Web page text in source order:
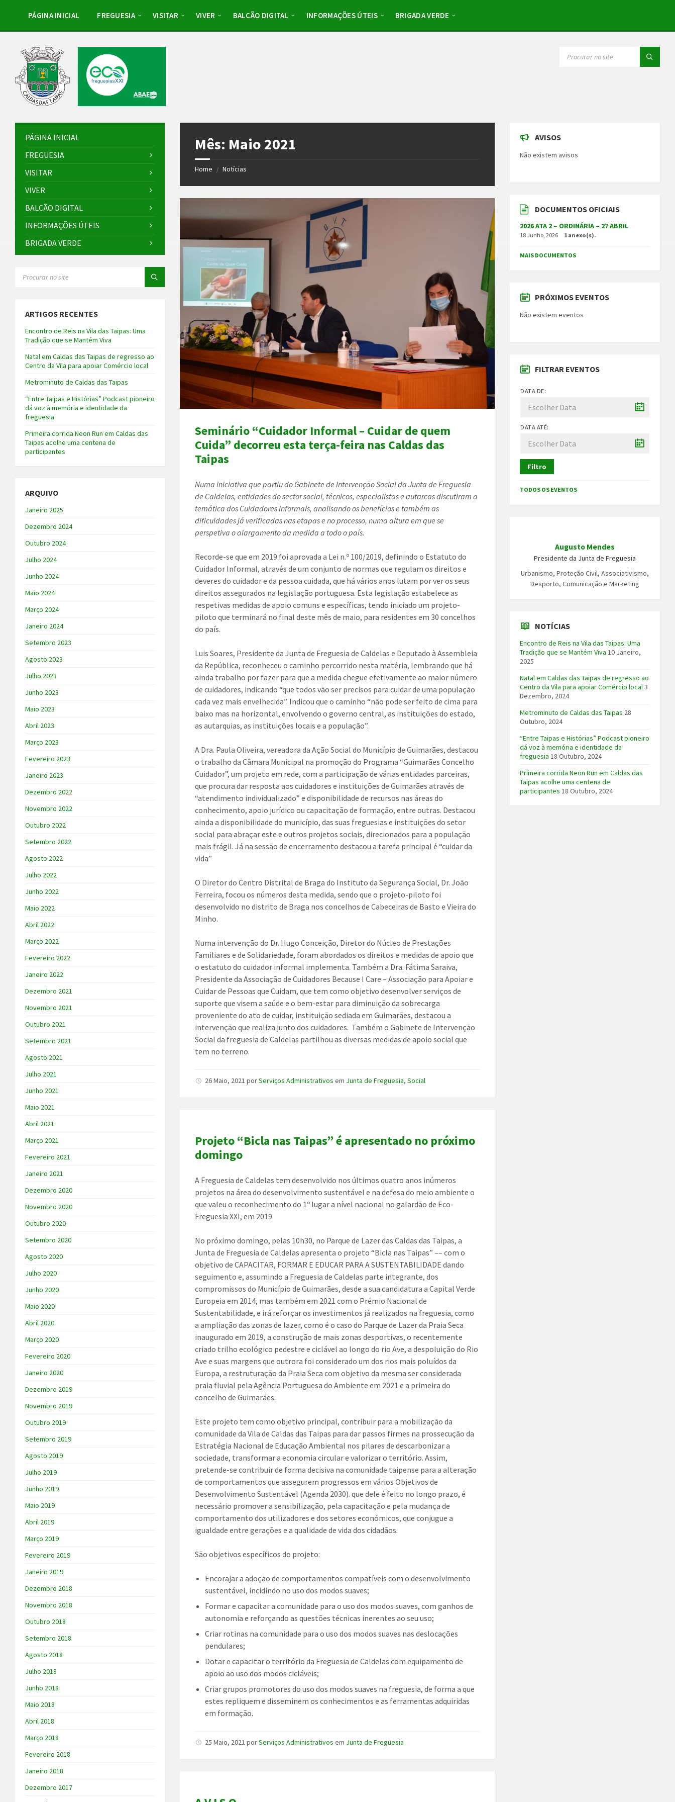
sidebar
sidebar
PÁGINA INICIAL FREGUESIA VISITAR VIVER BALCÃO DIGITAL INFORMAÇÕES ÚTEIS BRIGADA VERDE
Mês: Maio 2021
Home / Notícias
Seminário “Cuidador Informal – Cuidar de quem
Cuida” decorreu esta terça-feira nas Caldas das
Taipas
Numa iniciativa que partiu do Gabinete de Intervenção Social da Junta de Freguesia
de Caldelas, entidades do sector social, técnicos, especialistas e autarcas discutiram a
temática dos Cuidadores Informais, analisando os benefícios e também as
dificuldades já verificadas nas etapas e no processo, numa altura em que se
perspetiva o alargamento da medida a todo o país.
Recorde-se que em 2019 foi aprovada a Lei n.º 100/2019, definindo o Estatuto do
Cuidador Informal, através de um conjunto de normas que regulam os direitos e
deveres do cuidador e da pessoa cuidada, que há vários anos lutam por ver os seus
direitos assegurados na legislação portuguesa. Esta legislação estabelece as
respetivas medidas de apoio comuns e específicas, tendo iniciado um projeto-
piloto que terminará no final deste mês de maio, para residentes em 30 concelhos
do país.
Luis Soares, Presidente da Junta de Freguesia de Caldelas e Deputado à Assembleia
da República, reconheceu o caminho percorrido nesta matéria, lembrando que há
ainda trabalho por fazer para que a medida chegue efetivamente ao maior número
de cuidadores, indicando “que todos vão ser precisos para cuidar de uma população
cada vez mais envelhecida”. Indicou que o caminho “não pode ser feito de cima para
baixo mas na horizontal, envolvendo o governo central, as instituições do estado,
as autarquias, as instituições locais e a população”.
A Dra. Paula Oliveira, vereadora da Ação Social do Município de Guimarães, destacou
o trabalho da Câmara Municipal na promoção do Programa “Guimarães Concelho
Cuidador”, um projeto em rede, com a participação de várias entidades parceiras,
que procura dar resposta aos cuidadores e instituições de Guimarães através de
“atendimento individualizado” e disponibilidade de recursos nas áreas do
conhecimento, apoio jurídico ou capacitação de formação, entre outras. Destacou
ainda a disponibilidade do município, das suas freguesias e instituições do setor
social para abraçar este e outros projetos sociais, direcionados para a população
mais frágil. Já na sessão de encerramento destacou a tarefa principal é “cuidar da
vida”
O Diretor do Centro Distrital de Braga do Instituto da Segurança Social, Dr. João
Ferreira, focou os números desta medida, sendo que o projeto-piloto foi
desenvolvido no distrito de Braga nos concelhos de Cabeceiras de Basto e Vieira do
Minho.
Numa intervenção do Dr. Hugo Conceição, Diretor do Núcleo de Prestações
Familiares e de Solidariedade, foram abordados os direitos e medidas de apoio que
o estatuto do cuidador informal implementa. Também a Dra. Fátima Saraiva,
Presidente da Associação de Cuidadores Because I Care – Associação para Apoiar e
Cuidar de Pessoas que Cuidam, que tem como objetivo desenvolver serviços de
suporte que visem a saúde e o bem-estar para diminuição da sobrecarga
proveniente do ato de cuidar, instituição sediada em Guimarães, destacou a
intervenção que realiza junto dos cuidadores. Também o Gabinete de Intervenção
Social da freguesia de Caldelas partilhou as diversas medidas de apoio social que
tem no terreno.
26 Maio, 2021porServiços Administrativos em Junta de Freguesia,Social
Projeto “Bicla nas Taipas” é apresentado no próximo
domingo
A Freguesia de Caldelas tem desenvolvido nos últimos quatro anos inúmeros
projetos na área do desenvolvimento sustentável e na defesa do meio ambiente o
que valeu o reconhecimento do 1º lugar a nível nacional no galardão de Eco-
Freguesia XXI, em 2019.
No próximo domingo, pelas 10h30, no Parque de Lazer das Caldas das Taipas, a
Junta de Freguesia de Caldelas apresenta o projeto “Bicla nas Taipas” –– com o
objetivo de CAPACITAR, FORMAR E EDUCAR PARA A SUSTENTABILIDADE dando
seguimento e, assumindo a Freguesia de Caldelas parte integrante, dos
compromissos do Município de Guimarães, desde a sua candidatura a Capital Verde
Europeia em 2014, mas também em 2021 com o Prémio Nacional de
Sustentabilidade, e irá reforçar os investimentos já realizados na freguesia, como
a ampliação das zonas de lazer, como é o caso do Parque de Lazer da Praia Seca
inaugurado em 2019, a construção de mais zonas desportivas, o recentemente
criado trilho ecológico pedestre e ciclável ao longo do rio Ave, a despoluição do Rio
Ave e suas margens que outrora foi considerado um dos rios mais poluídos da
Europa, a restruturação da Praia Seca com objetivo da mesma ser considerada
praia fluvial pela Agência Portuguesa do Ambiente em 2021 e a primeira do
concelho de Guimarães.
Este projeto tem como objetivo principal, contribuir para a mobilização da
comunidade da Vila de Caldas das Taipas para dar passos firmes na prossecução da
Estratégia Nacional de Educação Ambiental nos pilares de descarbonizar a
sociedade, transformar a economia circular e valorizar o território. Assim,
pretende-se contribuir de forma decisiva na comunidade taipense para a alteração
de comportamentos que assegurem progressos em vários Objetivos de
Desenvolvimento Sustentável (Agenda 2030). que dele é feito no longo prazo, é
necessário promover a sensibilização, pela capacitação e pela mudança de
comportamento dos utilizadores e dos setores económicos, que conjugue a
igualdade entre gerações e a qualidade de vida dos cidadãos.
São objetivos específicos do projeto:
Encorajar a adoção de comportamentos compatíveis com o desenvolvimento
sustentável, incidindo no uso dos modos suaves;
Formar e capacitar a comunidade para o uso dos modos suaves, com ganhos de
autonomia e reforçando as questões técnicas inerentes ao seu uso;
Criar rotinas na comunidade para o uso dos modos suaves nas deslocações
pendulares;
Dotar e capacitar o território da Freguesia de Caldelas com equipamento de
apoio ao uso dos modos cicláveis;
Criar grupos promotores do uso dos modos suaves na freguesia, de forma a que
estes repliquem e disseminem os conhecimentos e as ferramentas adquiridas
em formação.
25 Maio, 2021porServiços Administrativos em Junta de Freguesia
PÁGINA INICIAL
FREGUESIA
VISITAR
VIVER
BALCÃO DIGITAL
INFORMAÇÕES ÚTEIS
BRIGADA VERDE
ARTIGOS RECENTES
Encontro de Reis na Vila das Taipas: Uma
Tradição que se Mantém Viva
Natal em Caldas das Taipas de regresso ao
Centro da Vila para apoiar Comércio local
Metrominuto de Caldas das Taipas
“Entre Taipas e Histórias” Podcast pioneiro
dá voz à memória e identidade da
freguesia
Primeira corrida Neon Run em Caldas das
Taipas acolhe uma centena de
participantes
ARQUIVO
Janeiro 2025
Dezembro 2024
Outubro 2024
Julho 2024
Junho 2024
Maio 2024
Março 2024
Janeiro 2024
Setembro 2023
Agosto 2023
Julho 2023
Junho 2023
Maio 2023
Abril 2023
Março 2023
Fevereiro 2023
Janeiro 2023
Dezembro 2022
Novembro 2022
Outubro 2022
Setembro 2022
Agosto 2022
Julho 2022
Junho 2022
Maio 2022
Abril 2022
Março 2022
Fevereiro 2022
Janeiro 2022
Dezembro 2021
Novembro 2021
Outubro 2021
Setembro 2021
Agosto 2021
Julho 2021
Junho 2021
Maio 2021
Abril 2021
Março 2021
Fevereiro 2021
Janeiro 2021
Dezembro 2020
Novembro 2020
Outubro 2020
Setembro 2020
Agosto 2020
Julho 2020
Junho 2020
Maio 2020
Abril 2020
Março 2020
Fevereiro 2020
Janeiro 2020
Dezembro 2019
Novembro 2019
Outubro 2019
Setembro 2019
Agosto 2019
Julho 2019
Junho 2019
Maio 2019
Abril 2019
Março 2019
Fevereiro 2019
Janeiro 2019
Dezembro 2018
Novembro 2018
Outubro 2018
Setembro 2018
Agosto 2018
Julho 2018
Junho 2018
Maio 2018
Abril 2018
Março 2018
Fevereiro 2018
Janeiro 2018
Dezembro 2017
AVISOS
Não existem avisos
DOCUMENTOS OFICIAIS
2026 ATA 2 – ORDINÁRIA – 27 ABRIL
18 Junho, 2026 1 anexo(s).
MAIS DOCUMENTOS
PRÓXIMOS EVENTOS
Não existem eventos
FILTRAR EVENTOS
DATA DE:
DATA ATÉ:
Filtro
TODOS OS EVENTOS
Augusto Mendes
Presidente da Junta de Freguesia
Urbanismo, Proteção Civil, Associativismo,
Desporto, Comunicação e Marketing
NOTÍCIAS
Encontro de Reis na Vila das Taipas: Uma
Tradição que se Mantém Viva 10 Janeiro,
2025
Natal em Caldas das Taipas de regresso ao
Centro da Vila para apoiar Comércio local3
Dezembro, 2024
Metrominuto de Caldas das Taipas 28
Outubro, 2024
“Entre Taipas e Histórias” Podcast pioneiro
dá voz à memória e identidade da
freguesia 18 Outubro, 2024
Primeira corrida Neon Run em Caldas das
Taipas acolhe uma centena de
participantes 18 Outubro, 2024